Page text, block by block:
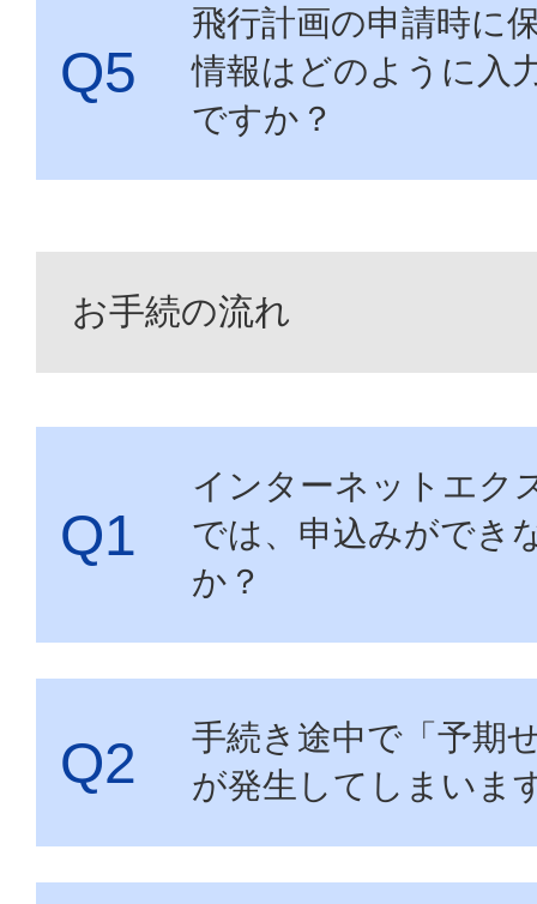
飛行計画の申請時に
情報はどのように入
ですか？
お手続の流れ
インターネットエク
では、申込みができ
か？
手続き途中で「予期
が発生してしまいま